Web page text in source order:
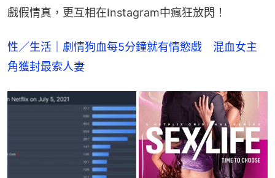
戲假情真，更互相在Instagram中瘋狂放閃！
性／生活｜劇情狗血每5分鐘就有情慾戲　混血女主
角獲封最索人妻